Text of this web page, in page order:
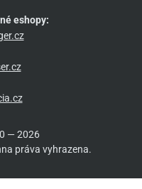
eshopy:
— 2026
práva vyhrazena.